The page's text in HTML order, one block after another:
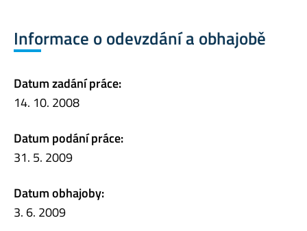
Informace o odevzdání a obhajobě
Datum zadání práce:
14. 10. 2008
Datum podání práce:
31. 5. 2009
Datum obhajoby:
3. 6. 2009